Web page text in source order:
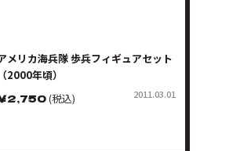
メリカ海兵隊 歩兵フィギュアセット
（2000年頃）
2,750(税込) 2011.03.01